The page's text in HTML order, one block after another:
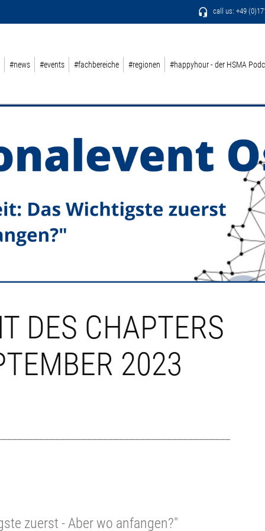
call us: +49
#news #events #fachbereiche #regionen #happyhour - der HSMA
DES CHAPTERS
2023
zuerst - Aber wo anfangen?"